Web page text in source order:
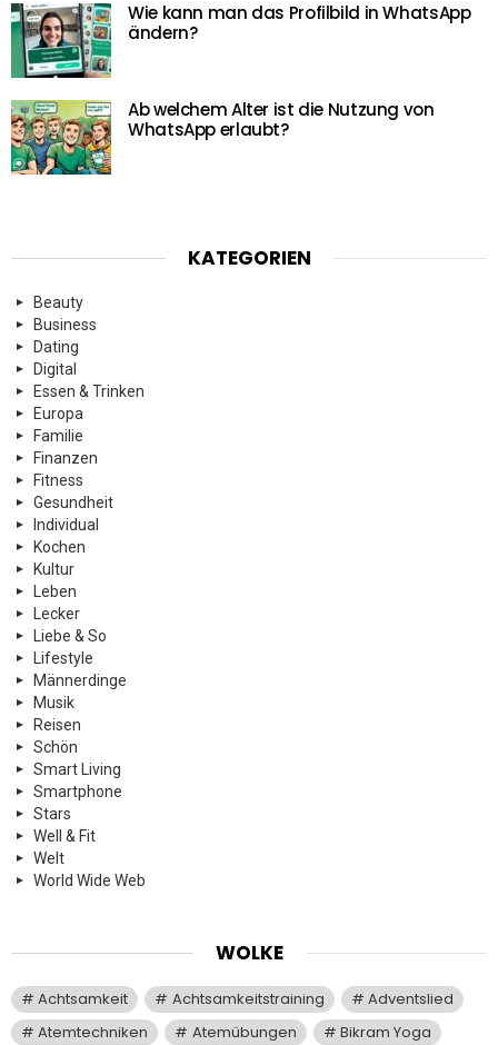
Wie kann man das Profilbild in WhatsApp
ändern?
Ab welchem Alter ist die Nutzung von
WhatsApp erlaubt?
KATEGORIEN
Beauty
Business
Dating
Digital
Essen & Trinken
Europa
Familie
Finanzen
Fitness
Gesundheit
Individual
Kochen
Kultur
Leben
Lecker
Liebe & So
Lifestyle
Männerdinge
Musik
Reisen
Schön
Smart Living
Smartphone
Stars
Well & Fit
Welt
World Wide Web
WOLKE
Achtsamkeit Achtsamkeitstraining
Adventslied
Atemtechniken
Atemübungen
Bikram Yoga